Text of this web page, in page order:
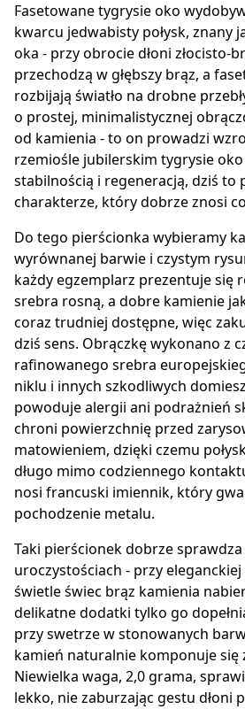
Fasetowane tygrysie oko
kwarcu jedwabisty połysk, znany
oka - przy obrocie dłoni złocisto-
przechodzą w głębszy brąz, a
rozbijają światło na drobne
o prostej, minimalistycznej
od kamienia - to on prowadzi
rzemiośle jubilerskim tygrysie oko
stabilnością i regeneracją, dziś to
charakterze, który dobrze znosi
Do tego pierścionka wybieramy
wyrównanej barwie i czystym
każdy egzemplarz prezentuje się
srebra rosną, a dobre kamienie
coraz trudniej dostępne, więc
dziś sens. Obrączkę wykonano z
rafinowanego srebra
niklu i innych szkodliwych
powoduje alergii ani podrażnień
chroni powierzchnię przed
matowieniem, dzięki czemu
długo mimo codziennego
nosi francuski imiennik, który
pochodzenie metalu.
Taki pierścionek dobrze
uroczystościach - przy eleganckiej
świetle świec brąz kamienia
delikatne dodatki tylko go
przy swetrze w stonowanych
kamień naturalnie komponuje się
Niewielka waga, 2,0 grama,
lekko, nie zaburzając gestu dłoni